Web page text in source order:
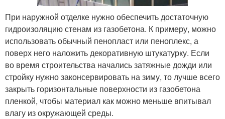
При наружной отделке нужно обеспечить достаточную
гидроизоляцию стенам из газобетона. К примеру, можно
использовать обычный пенопласт или пеноплекс, а
поверх него наложить декоративную штукатурку. Если
во время строительства начались затяжные дожди или
стройку нужно законсервировать на зиму, то лучше всего
закрыть горизонтальные поверхности из газобетона
пленкой, чтобы материал как можно меньше впитывал
влагу из окружающей среды.